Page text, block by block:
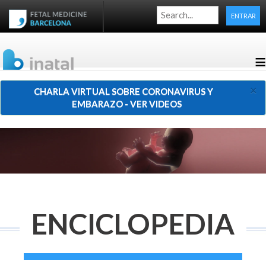
≡
ENTRAR
×
CHARLA VIRTUAL SOBRE CORONAVIRUS Y
EMBARAZO - VER VIDEOS
ENCICLOPEDIA